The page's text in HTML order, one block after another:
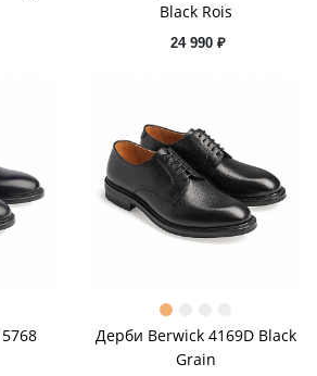
Black Rois
24 990 ₽
Дерби Berwick 4169D Black
Grain